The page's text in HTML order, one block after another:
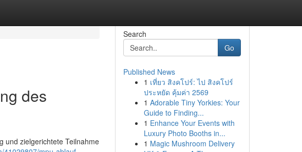
des
und zielgerichtete Teilnahme
Search
Go
Published News
1 เที่ยว สิงคโปร์: ไป สิงคโปร์
ประหยัด คุ้มค่า 2569
1 Adorable Tiny Yorkies: Your
Guide to Finding...
1 Enhance Your Events with
Luxury Photo Booths in...
1 Magic Mushroom Delivery